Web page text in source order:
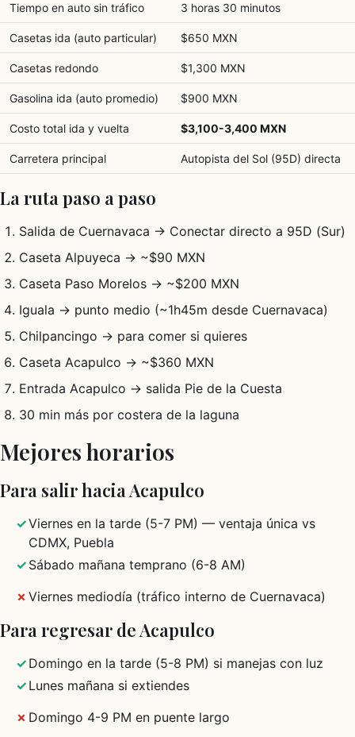
Tiempo en auto sin tráfico 3 horas 30 minutos
Casetas ida (auto particular) $650 MXN
Casetas redondo $1,300 MXN
Gasolina ida (auto promedio) $900 MXN
Costo total ida y vuelta $3,100-3,400 MXN
Carretera principal Autopista del Sol (95D) directa
La ruta paso a paso
Salida de Cuernavaca → Conectar directo a 95D (Sur)
Caseta Alpuyeca → ~$90 MXN
Caseta Paso Morelos → ~$200 MXN
Iguala → punto medio (~1h45m desde Cuernavaca)
Chilpancingo → para comer si quieres
Caseta Acapulco → ~$360 MXN
Entrada Acapulco → salida Pie de la Cuesta
30 min más por costera de la laguna
Mejores horarios
Para salir hacia Acapulco
Viernes en la tarde (5-7 PM) — ventaja única vs
CDMX, Puebla
Sábado mañana temprano (6-8 AM)
Viernes mediodía (tráfico interno de Cuernavaca)
Para regresar de Acapulco
Domingo en la tarde (5-8 PM) si manejas con luz
Lunes mañana si extiendes
Domingo 4-9 PM en puente largo